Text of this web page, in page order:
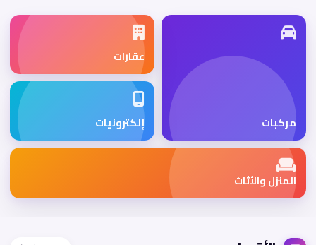
مركبات
عقارات
إلكترونيات
المنزل والأثاث